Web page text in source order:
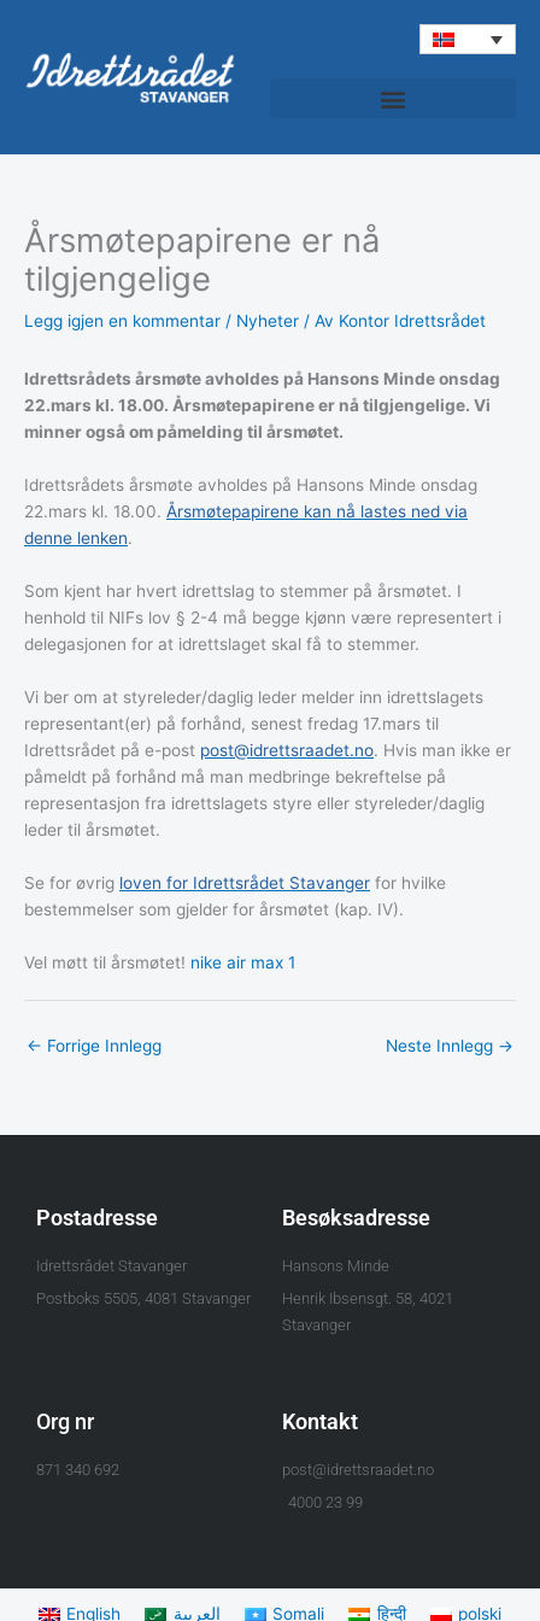
innholdet
Årsmøtepapirene er nå
tilgjengelige
Legg igjen en kommentar / Nyheter / Av Kontor Idrettsrådet
Idrettsrådets årsmøte avholdes på Hansons Minde onsdag
22.mars kl. 18.00. Årsmøtepapirene er nå tilgjengelige. Vi
minner også om påmelding til årsmøtet.
Idrettsrådets årsmøte avholdes på Hansons Minde onsdag
22.mars kl. 18.00. Årsmøtepapirene kan nå lastes ned via
denne lenken.
Som kjent har hvert idrettslag to stemmer på årsmøtet. I
henhold til NIFs lov § 2-4 må begge kjønn være representert i
delegasjonen for at idrettslaget skal få to stemmer.
Vi ber om at styreleder/daglig leder melder inn idrettslagets
representant(er) på forhånd, senest fredag 17.mars til
Idrettsrådet på e-post post@idrettsraadet.no. Hvis man ikke er
påmeldt på forhånd må man medbringe bekreftelse på
representasjon fra idrettslagets styre eller styreleder/daglig
leder til årsmøtet.
Se for øvrig loven for Idrettsrådet Stavanger for hvilke
bestemmelser som gjelder for årsmøtet (kap. IV).
Vel møtt til årsmøtet! nike air max 1
← Forrige Innlegg Neste Innlegg →
Postadresse
Idrettsrådet Stavanger
Postboks 5505, 4081 Stavanger
Besøksadresse
Hansons Minde
Henrik Ibsensgt. 58, 4021
Stavanger
Org nr
871 340 692
Kontakt
post@idrettsraadet.no
4000 23 99
English العربية Somali हिन्दी polski